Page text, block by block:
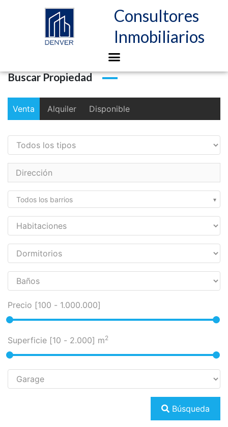
Consultores
Inmobiliarios
Buscar Propiedad
Venta Alquiler Disponible
Todos los barrios
Precio [100 - 1.000.000]
Superficie [10 - 2.000] m2
Búsqueda